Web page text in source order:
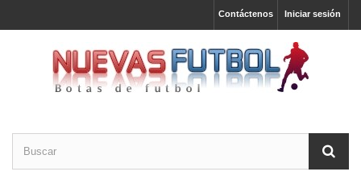
Iniciar sesión
Contáctenos